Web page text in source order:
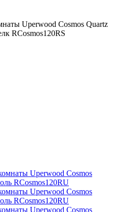
Uperwood Cosmos Quartz
RCosmos120RS